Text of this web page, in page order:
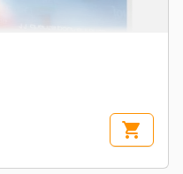
shopping_cart